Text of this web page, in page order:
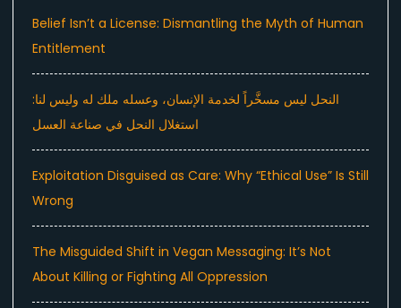
Belief Isn’t a License: Dismantling the Myth of Human
Entitlement
النحل ليس مسخَّراً لخدمة الإنسان، وعسله ملك له وليس لنا:
استغلال النحل في صناعة العسل
Exploitation Disguised as Care: Why “Ethical Use” Is Still
Wrong
The Misguided Shift in Vegan Messaging: It’s Not
About Killing or Fighting All Oppression